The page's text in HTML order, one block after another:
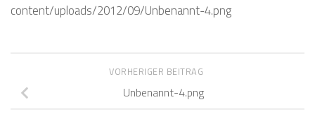
content/uploads/2012/09/Unbenannt-4.png
VORHERIGER BEITRAG
Unbenannt-4.png